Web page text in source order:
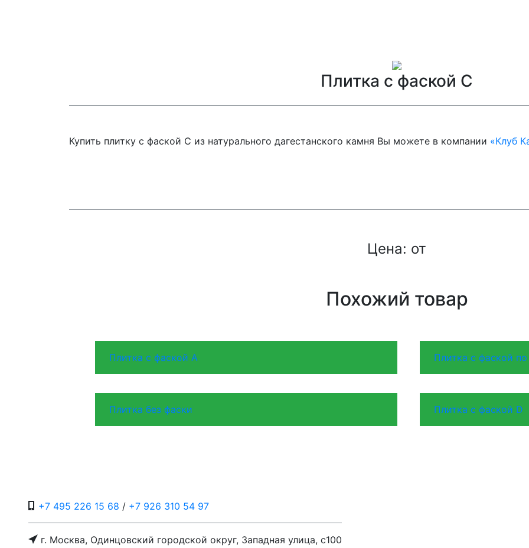
Плитка с фаской C
Купить плитку с фаской C из натурального дагестанского камня Вы можете в компании «Клуб
Цена: от
Похожий товар
Плитка с фаской A Плитка с фаской
Плитка без фаски Плитка с фаской D
+7 495 226 15 68 / +7 926 310 54 97
г. Москва, Одинцовский городской округ, Западная улица, с100